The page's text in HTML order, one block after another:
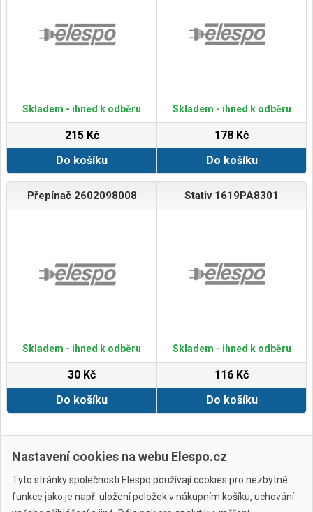
Skladem - ihned k odběru
215 Kč
Do košíku
Skladem - ihned k odběru
178 Kč
Do košíku
Přepínač 2602098008
Skladem - ihned k odběru
30 Kč
Do košíku
Stativ 1619PA8301
Skladem - ihned k odběru
116 Kč
Do košíku
Zobrazit další
Nastavení cookies na webu Elespo.cz
Tyto stránky společnosti Elespo používají cookies pro nezbytné
funkce jako je např. uložení položek v nákupním košíku, uchování